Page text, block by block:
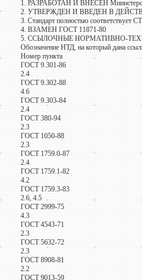
1. РАЗРАБОТАН И ВНЕСЕН
2. УТВЕРЖДЕН И ВВЕДЕН В ДЕЙСТВИЕ
3. Стандарт полностью соответствует
4. ВЗАМЕН ГОСТ 11871-80
5. ССЫЛОЧНЫЕ НОРМАТИВНО-
Обозначение НТД, на который дана
Номер пункта
ГОСТ 9.301-86
2.4
ГОСТ 9.302-88
4.6
ГОСТ 9.303-84
2.4
ГОСТ 380-94
2.3
ГОСТ 1050-88
2.3
ГОСТ 1759.0-87
2.4
ГОСТ 1759.1-82
4.2
ГОСТ 1759.3-83
2.6, 4.5
ГОСТ 2999-75
4.3
ГОСТ 4543-71
2.3
ГОСТ 5632-72
2.3
ГОСТ 8908-81
2.2
ГОСТ 9013-59